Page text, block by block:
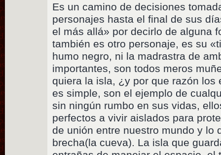
Es un camino de decisiones
personajes hasta el final de sus
el más allá» por decirlo de alguna
también es otro personaje, es su
humo negro, ni la madrastra de
importantes, son todos meros
quiera la isla, ¿y por que razón
es simple, son el ejemplo de
sin ningún rumbo en sus vidas,
perfectos a vivir aislados para
de unión entre nuestro mundo y lo
brecha(la cueva). La isla que